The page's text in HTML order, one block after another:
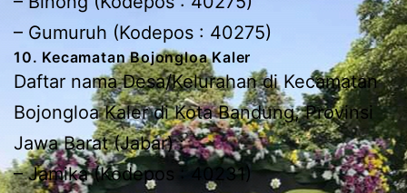
– Gumuruh (Kodepos : 40275)
10. Kecamatan Bojongloa Kaler
Daftar nama Desa/Kelurahan di Kecamatan
Bojongloa Kaler di Kota Bandung, Provinsi
Jawa Barat (Jabar) :
– Jamika (Kodepos : 40231)